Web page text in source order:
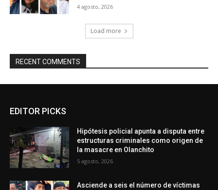
4 agosto, 2026
Load more
RECENT COMMENTS
EDITOR PICKS
Hipótesis policial apunta a disputa entre
estructuras criminales como origen de
la masacre en Olanchito
5 agosto, 2026
Asciende a seis el número de víctimas